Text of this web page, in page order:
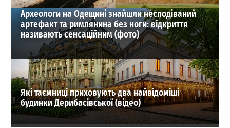
Археологи на Одещині знайшли несподіваний
артефакт та римлянина без ноги: відкриття
називають сенсаційним (фото)
Які таємниці приховують два найвідоміші
будинки Дерибасівської (відео)